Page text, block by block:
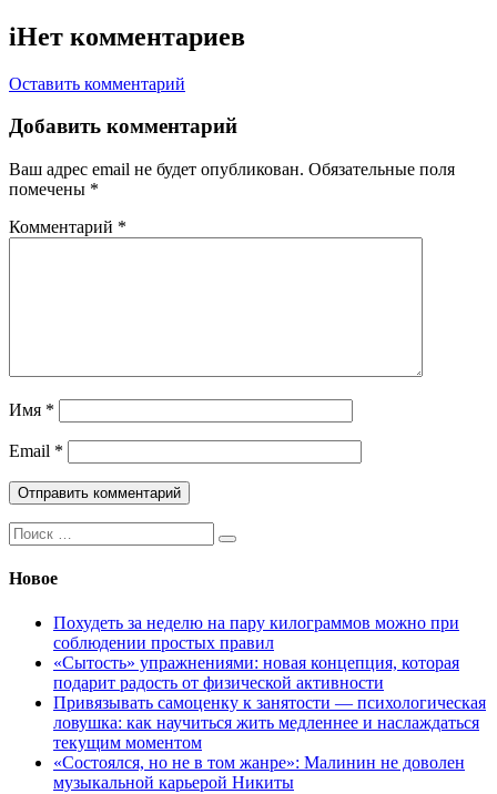
iНет комментариев
Оставить комментарий
Добавить комментарий
Ваш адрес email не будет опубликован. Обязательные поля
помечены *
Комментарий *
Имя *
Email *
Поиск:
Новое
Похудеть за неделю на пару килограммов можно при
соблюдении простых правил
«Сытость» упражнениями: новая концепция, которая
подарит радость от физической активности
Привязывать самоценку к занятости — психологическая
ловушка: как научиться жить медленнее и наслаждаться
текущим моментом
«Состоялся, но не в том жанре»: Малинин не доволен
музыкальной карьерой Никиты